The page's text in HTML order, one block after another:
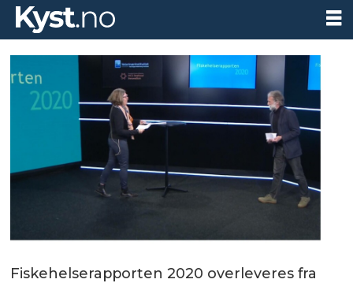
Fiskehelserapporten 2020 overleveres fra